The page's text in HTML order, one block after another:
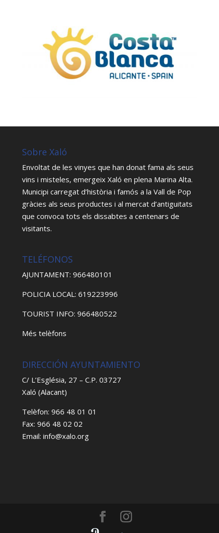
Sobre Xaló
Envoltat de les vinyes que han donat fama als seus
vins i misteles, emergeix Xaló en plena Marina Alta.
Municipi carregat d’història i famós a la Vall de Pop
gràcies als seus productes i al mercat d’antiguitats
que convoca tots els dissabtes a centenars de
visitants.
TELÉFONOS
AJUNTAMENT: 966480101
POLICIA LOCAL: 619223996
TOURIST INFO: 966480522
Més telèfons
DIRECCIÓN AYUNTAMIENTO
C/ L’Església, 27 – C.P. 03727
Xaló (Alacant)
Telèfon: 966 48 01 01
Fax: 966 48 02 02
Email: info@xalo.org